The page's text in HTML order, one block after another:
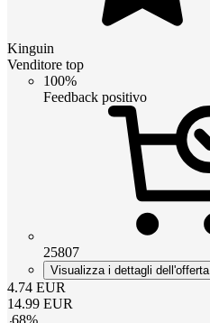
Kinguin
Venditore top
100%
Feedback positivo
25807
Visualizza i dettagli dell'offerta
4.74 EUR
14.99 EUR
-68%